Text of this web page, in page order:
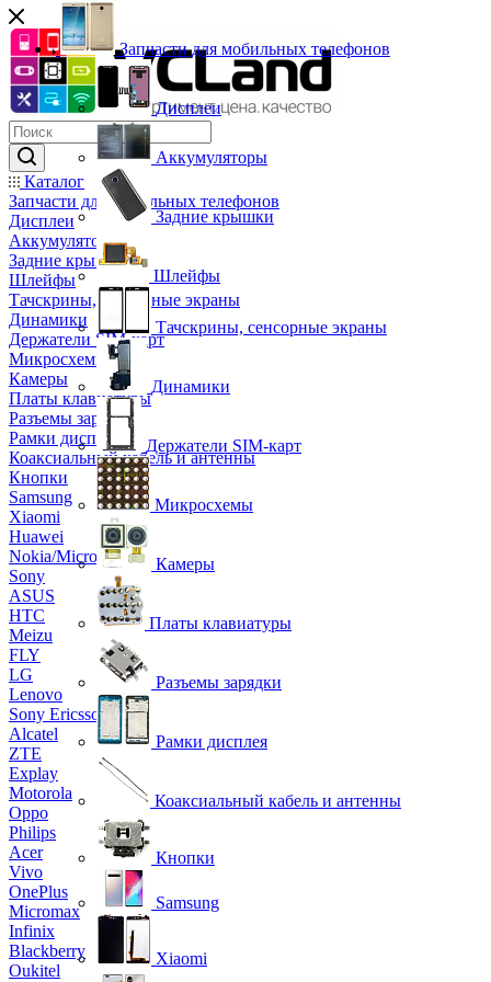
Каталог
Запчасти для мобильных телефонов
Дисплеи
Аккумуляторы
Задние крышки
Шлейфы
Тачскрины, сенсорные экраны
Динамики
Держатели SIM-карт
Микросхемы
Камеры
Платы клавиатуры
Разъемы зарядки
Рамки дисплея
Коаксиальный кабель и антенны
Кнопки
Samsung
Xiaomi
Huawei
Nokia/Microsoft
Sony
ASUS
HTC
Meizu
FLY
LG
Lenovo
Sony Ericsson
Alcatel
ZTE
Explay
Motorola
Oppo
Philips
Acer
Vivo
OnePlus
Micromax
Infinix
Blackberry
Oukitel
Запчасти для мобильных телефонов
Дисплеи
Аккумуляторы
Задние крышки
Шлейфы
Тачскрины, сенсорные экраны
Динамики
Держатели SIM-карт
Микросхемы
Камеры
Платы клавиатуры
Разъемы зарядки
Рамки дисплея
Коаксиальный кабель и антенны
Кнопки
Samsung
Xiaomi